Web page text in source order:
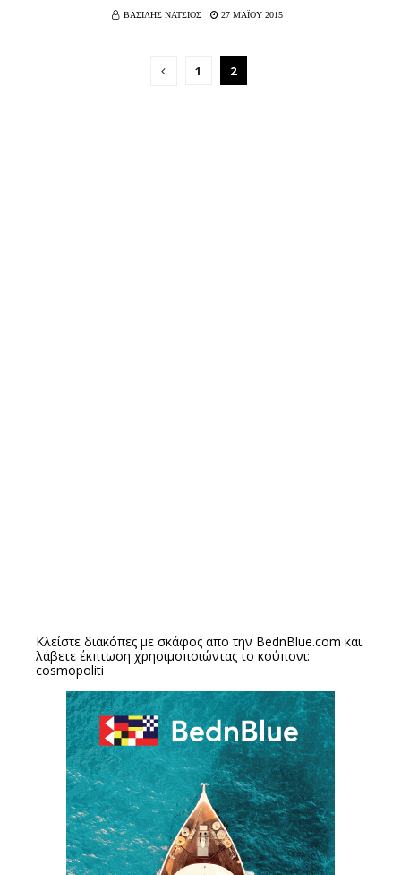
ΒΑΣΙΛΗΣ ΝΑΤΣΙΟΣ 27 ΜΑΪΟΥ 2015
1 2
Κλείστε διακόπες με σκάφος απο την BednBlue.com και
λάβετε έκπτωση χρησιμοποιώντας το κούπονι:
cosmopoliti